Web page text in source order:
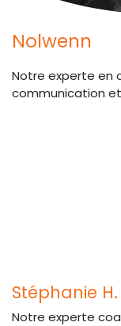
Nolwenn
Notre experte en
communication
Stéphanie H.
Notre experte